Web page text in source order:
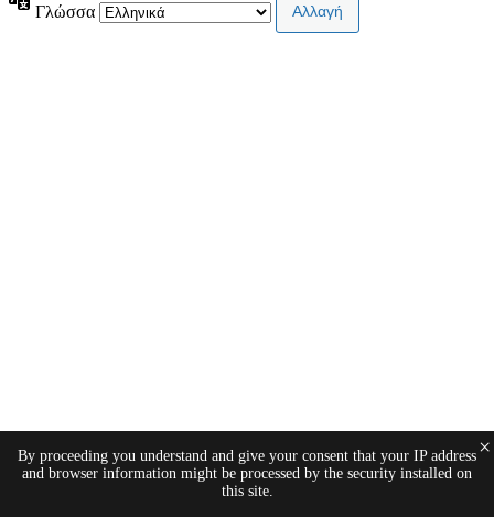
Γλώσσα
By proceeding you understand and give your consent that your IP address
and browser information might be processed by the security installed on
this site.
×